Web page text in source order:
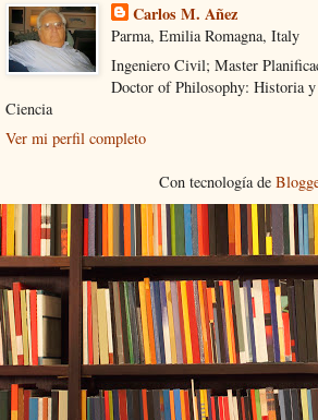
Carlos M. Añez
Parma, Emilia Romagna, Italy
Ingeniero Civil; Master
Doctor of Philosophy: Historia
Ciencia
Ver mi perfil completo
Con tecnología de